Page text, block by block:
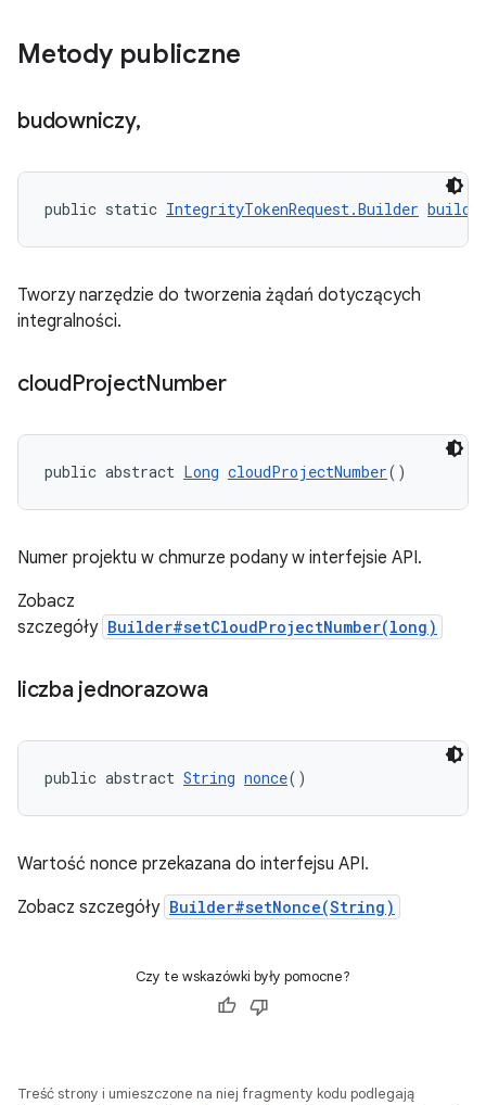
Metody publiczne
budowniczy,
public static IntegrityTokenRequest.Builder
Tworzy narzędzie do tworzenia żądań dotyczących
integralności.
cloudProjectNumber
public abstract Long cloudProjectNumber()
Numer projektu w chmurze podany w interfejsie API.
Zobacz
szczegóły Builder#setCloudProjectNumber(long)
liczba jednorazowa
public abstract String nonce()
Wartość nonce przekazana do interfejsu API.
Zobacz szczegóły Builder#setNonce(String)
Czy te wskazówki były pomocne?
Treść strony i umieszczone na niej fragmenty kodu podlegają